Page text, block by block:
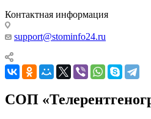
Контактная информация
support@stominfo24.ru
СОП